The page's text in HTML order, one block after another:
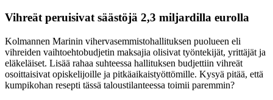
Vihreät peruisivat säästöjä 2,3 miljardilla eurolla
Kolmannen Marinin vihervasemmistohallituksen puolueen eli
vihreiden vaihtoehtobudjetin maksajia olisivat työntekijät, yrittäjät ja
eläkeläiset. Lisää rahaa suhteessa hallituksen budjettiin vihreät
osoittaisivat opiskelijoille ja pitkäaikaistyöttömille. Kysyä pitää, että
kumpikohan resepti tässä taloustilanteessa toimii paremmin?